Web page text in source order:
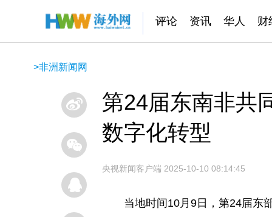
评论 资讯 华人 财
>非洲新闻网
第24届东南非共
数字化转型
央视新闻客户端 2025-10-10 08:14:45
当地时间10月9日，第24届东